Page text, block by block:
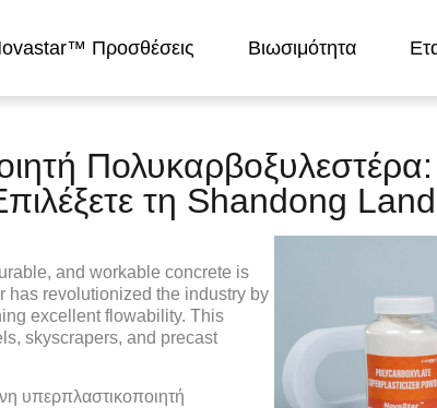
Προσθέσεις Βιωσιμότητα
τη Shandong
and workable concrete is
has revolutionized the industry by
excellent flowability. This
skyscrapers, and precast
υπερπλαστικοποιητή